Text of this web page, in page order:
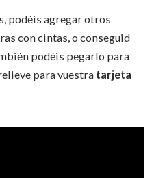
podéis agregar otros
con cintas, o conseguid
podéis pegarlo para
para vuestra tarjeta